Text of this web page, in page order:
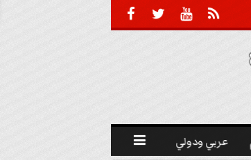
  

عربي ودولي 